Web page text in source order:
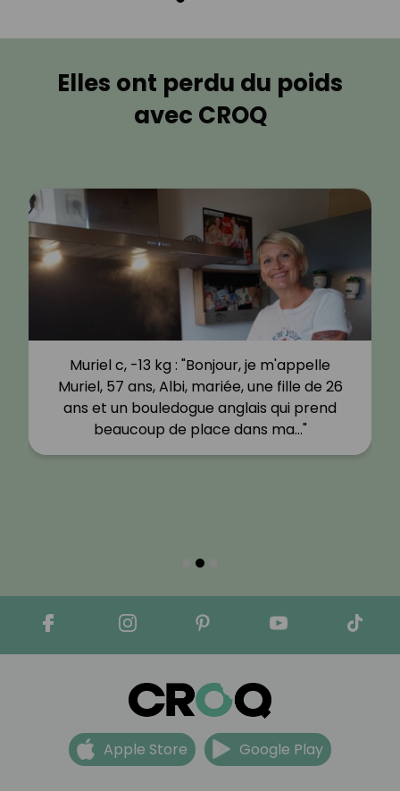
Elles ont perdu du poids
avec CROQ
Muriel c, -13 kg : "Bonjour, je m'appelle
Muriel, 57 ans, Albi, mariée, une fille de 26
ans et un bouledogue anglais qui prend
beaucoup de place dans ma…"
Apple Store Google Play